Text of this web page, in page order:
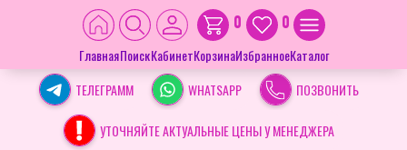
ГлавнаяПоискКабинет
0
Корзина
0
ИзбранноеКаталог
ТЕЛЕГРАММ
WHATSAPP ПОЗВОНИТЬ
УТОЧНЯЙТЕ АКТУАЛЬНЫЕ ЦЕНЫ У МЕНЕДЖЕРА